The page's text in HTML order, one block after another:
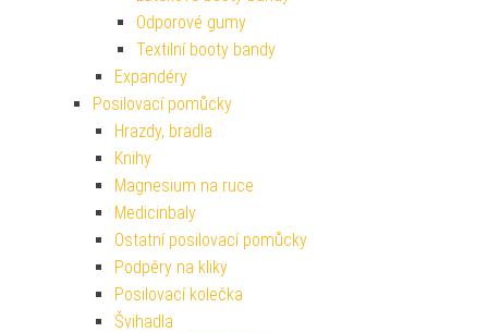
Odporové gumy
Textilní booty bandy
Expandéry
Posilovací pomůcky
Hrazdy, bradla
Knihy
Magnesium na ruce
Medicinbaly
Ostatní posilovací pomůcky
Podpěry na kliky
Posilovací kolečka
Švihadla